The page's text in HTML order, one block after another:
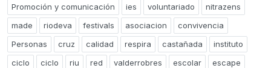
Promoción y comunicación
ies voluntariado
nitrazens
made
riodeva festivals asociacion
convivencia
Personas
cruz calidad respira castañada
instituto
ciclo
ciclo riu red valderrobres escolar
escape